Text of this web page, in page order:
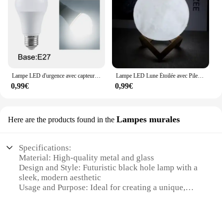
Lampe LED d'urgence avec capteur de mouvement PIR, veilleuse, 85/265V, B22/E27, pour couloir, escalier
0,99€
Lampe LED Lune Étoilée avec Piles 62, Luminaire Décoratif d'Nik, Idéal comme Cadeau pour Enfant, 8cm
0,99€
Here are the products found in the Lampes murales
Specifications:
Material: High-quality metal and glass
Design and Style: Futuristic black hole lamp with a
sleek, modern aesthetic
Usage and Purpose: Ideal for creating a unique,